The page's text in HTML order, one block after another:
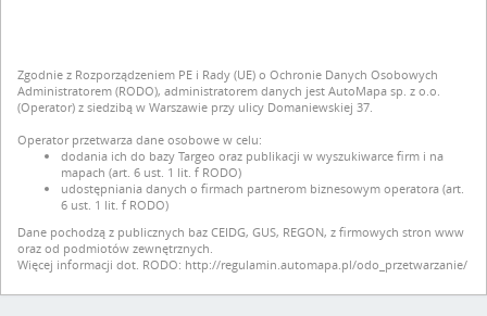
Zgodnie z Rozporządzeniem PE i Rady (UE) o Ochronie Danych Osobowych
Administratorem (RODO), administratorem danych jest AutoMapa sp. z o.o.
(Operator) z siedzibą w Warszawie przy ulicy Domaniewskiej 37.
Operator przetwarza dane osobowe w celu:
dodania ich do bazy Targeo oraz publikacji w wyszukiwarce firm i na
mapach (art. 6 ust. 1 lit. f RODO)
udostępniania danych o firmach partnerom biznesowym operatora (art.
6 ust. 1 lit. f RODO)
Dane pochodzą z publicznych baz CEIDG, GUS, REGON, z firmowych stron www
oraz od podmiotów zewnętrznych.
Więcej informacji dot. RODO: http://regulamin.automapa.pl/odo_przetwarzanie/